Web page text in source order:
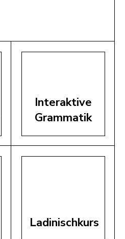
Interaktive
Grammatik
Ladinischkurs